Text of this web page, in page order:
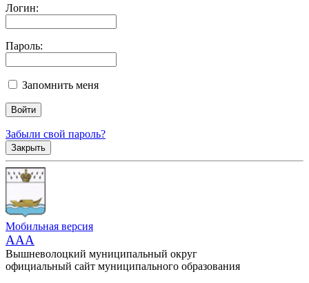
Логин:
Пароль:
Запомнить меня
Забыли свой пароль?
Закрыть
Мобильная версия
AAA
Вышневолоцкий муниципальный округ
официальный сайт муниципального образования